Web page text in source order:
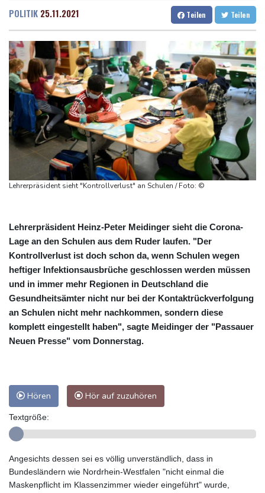
Dresden
Wien
29 °C
Baden-Baden
26 °C
Bronze
Frankreich: Crémant-Lese in Burgund beginnt wegen Hitzewellen
so früh wie nie
Europas Automarkt wächst, doch der E-Auto-Boom verschärft
den Druck
Klinsmann über Horror-Verletzung: "Ich hatte Glück"
Brand in Recyclinganlage in Rotterdam
Verkehrsminister Bilger verteidigt Aussetzung von
Sonntagsfahrverbot für Lkw
Maextro S800: Chinas Luxusangriff auf Maybach und S-Klasse
POLITIK 25.11.2021 Teilen Teilen
Lehrerpräsident sieht "Kontrollverlust" an Schulen / Foto: ©
Lehrerpräsident Heinz-Peter Meidinger sieht die Corona-
Lage an den Schulen aus dem Ruder laufen. "Der
Kontrollverlust ist doch schon da, wenn Schulen wegen
heftiger Infektionsausbrüche geschlossen werden müssen
und in immer mehr Regionen in Deutschland die
Gesundheitsämter nicht nur bei der Kontaktrückverfolgung
an Schulen nicht mehr nachkommen, sondern diese
komplett eingestellt haben", sagte Meidinger der "Passauer
Neuen Presse" vom Donnerstag.
Hören Hör auf zuzuhören
Textgröße:
Angesichts dessen sei es völlig unverständlich, dass in
Bundesländern wie Nordrhein-Westfalen "nicht einmal die
Maskenpflicht im Klassenzimmer wieder eingeführt" wurde,